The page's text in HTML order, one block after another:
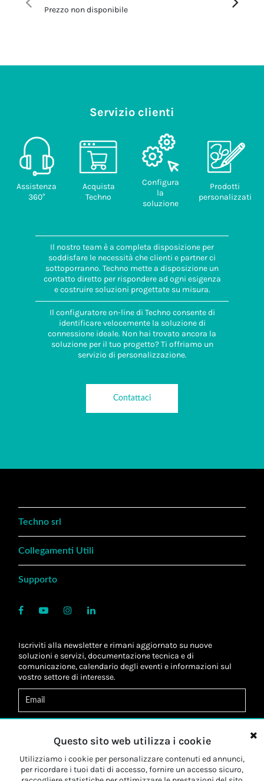
Prezzo non disponibile
Prezzo
Servizio clienti
Assistenza
360°
Acquista
Techno
Configura
la
soluzione
Prodotti
personalizzati
Il nostro team è a completa disposizione per
soddisfare le necessità che clienti e partner ci
sottoporranno. Techno mette a disposizione un
contatto diretto per rispondere ad ogni esigenza
e costruire soluzioni progettate su misura.
Il configuratore on-line di Techno consente di
identificare velocemente la soluzione di
connessione ideale. Non hai trovato ancora la
soluzione per il tuo progetto? Ti offriamo un
servizio di personalizzazione.
Contattaci
Techno srl
Collegamenti Utili
Supporto
Iscriviti alla newsletter e rimani aggiornato su nuove
soluzioni e servizi, documentazione tecnica e di
comunicazione, calendario degli eventi e informazioni sul
vostro settore di interesse.
Letta l'informativa, autorizzo altrattamento dei miei dati
personali*
Letta l'informativa, autorizzo al trattamento dei miei dati
personali a fini dimarketing*
Questo sito web utilizza i cookie
Utilizziamo i cookie per personalizzare contenuti ed annunci,
per ricordare i tuoi dati di accesso, fornire un accesso sicuro,